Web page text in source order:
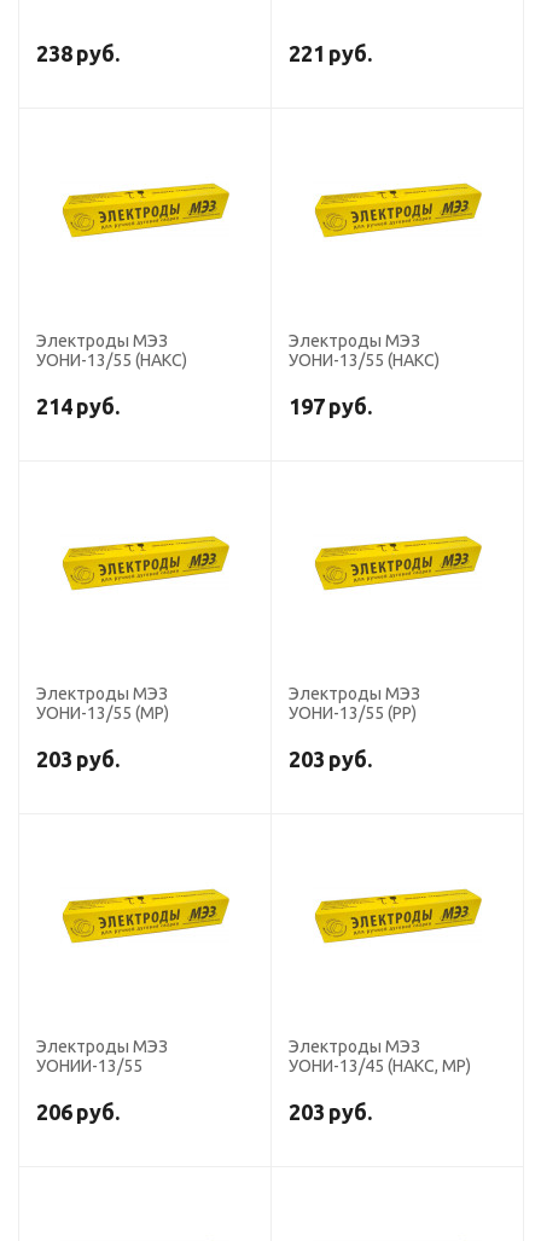
238 руб. 221 руб.
Электроды МЭЗ
УОНИ-13/55 (НАКС)
214 руб.
Электроды МЭЗ
УОНИ-13/55 (НАКС)
197 руб.
Электроды МЭЗ
УОНИ-13/55 (МР)
203 руб.
Электроды МЭЗ
УОНИ-13/55 (РР)
203 руб.
Электроды МЭЗ
УОНИИ-13/55
206 руб.
Электроды МЭЗ
УОНИ-13/45 (НАКС, МР)
203 руб.